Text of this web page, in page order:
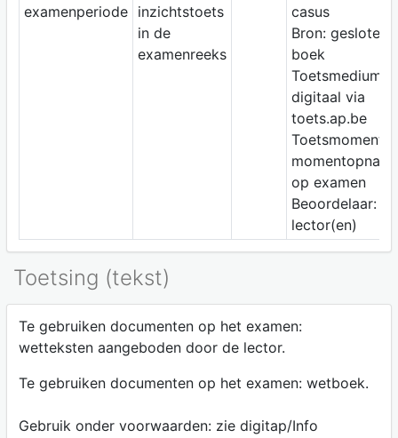
examenperiode
inzichtstoets
in de
examenreeks
casus
Bron: gesloten
boek
Toetsmedium:
digitaal via
toets.ap.be
Toetsmoment:
op examen
Beoordelaar:
lector(en)
Toetsing (tekst)
Te gebruiken documenten op het examen:
wetteksten aangeboden door de lector.
Te gebruiken documenten op het examen: wetboek.
Gebruik onder voorwaarden: zie digitap/Info